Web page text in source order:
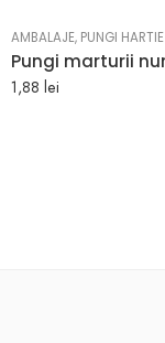
AMBALAJE, PUNGI HARTIE
1,88 lei